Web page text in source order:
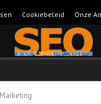
Cookiebeleid Onze